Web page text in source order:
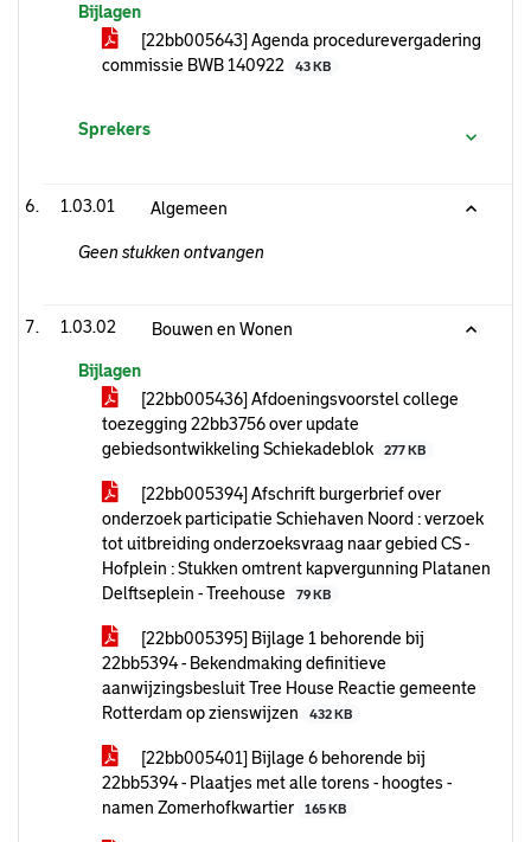
Bijlagen
[22bb005643] Agenda procedurevergadering
commissie BWB 140922
43 KB
Sprekers
1.03.01 Algemeen
Geen stukken ontvangen
1.03.02 Bouwen en Wonen
Bijlagen
[22bb005436] Afdoeningsvoorstel college
toezegging 22bb3756 over update
gebiedsontwikkeling Schiekadeblok
277 KB
[22bb005394] Afschrift burgerbrief over
onderzoek participatie Schiehaven Noord : verzoek
tot uitbreiding onderzoeksvraag naar gebied CS -
Hofplein : Stukken omtrent kapvergunning Platanen
Delftseplein - Treehouse
79 KB
[22bb005395] Bijlage 1 behorende bij
22bb5394 - Bekendmaking definitieve
aanwijzingsbesluit Tree House Reactie gemeente
Rotterdam op zienswijzen
432 KB
[22bb005401] Bijlage 6 behorende bij
22bb5394 - Plaatjes met alle torens - hoogtes -
namen Zomerhofkwartier
165 KB